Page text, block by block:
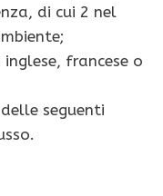
di cui 2 nel
francese o
seguenti